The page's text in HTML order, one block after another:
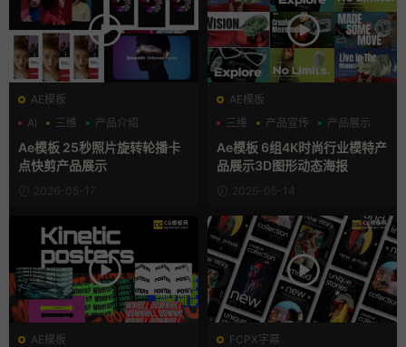
AE模板
AI
三维 产品介绍
Ae模板 25秒照片旋转轮播卡
点快剪产品展示
2026-05-17
AE模板
三维
产品宣传 产品展示
Ae模板 6组4K时尚行业模特产
品展示3D图形动态海报
2026-05-14
AE模板
FCPX字幕